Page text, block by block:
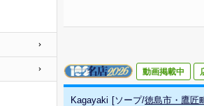
動画掲載中
Kagayaki [ソープ/徳島市・鷹匠